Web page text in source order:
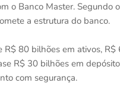
o Banco Master. Segundo
a estrutura do banco.
R$ 80 bilhões em ativos,
R$ 30 bilhões em
com segurança.